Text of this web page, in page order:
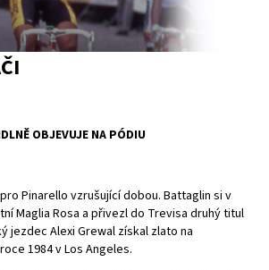
OBJEVUJE NA PÓDIU
Pinarello vzrušující dobou. Battaglin si v
Maglia Rosa a přivezl do Trevisa druhý titul
jezdec Alexi Grewal získal zlato na
1984 v Los Angeles.